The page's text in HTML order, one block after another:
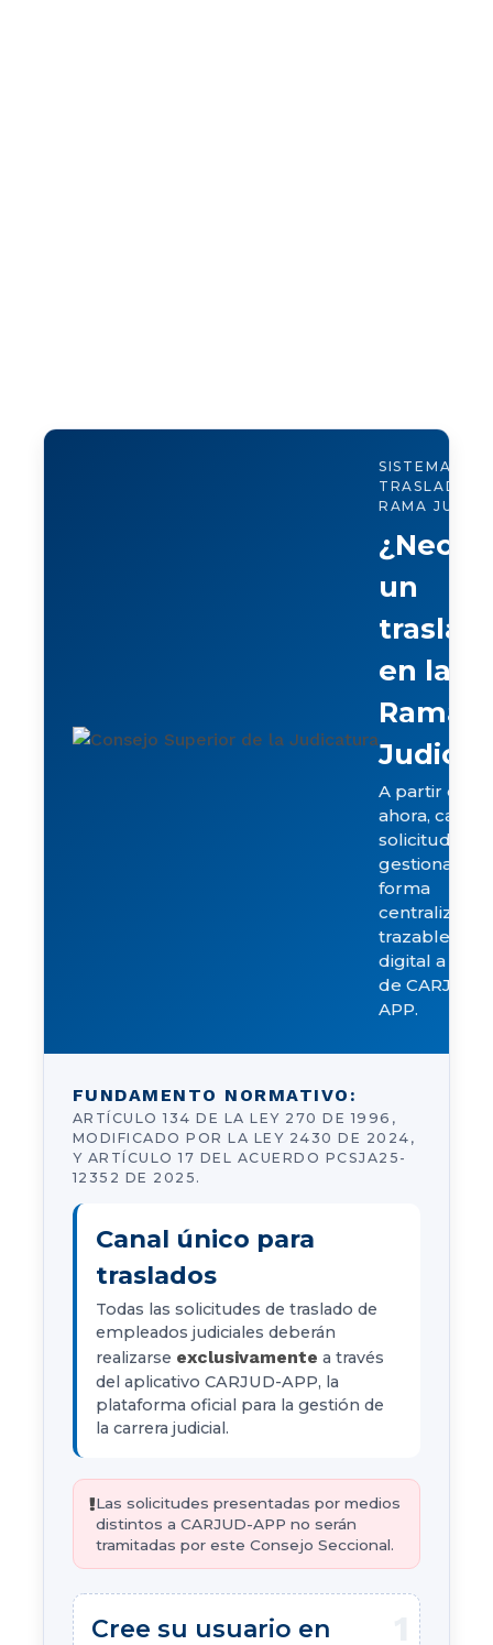
SISTEMA DE
TRASLADOS ·
RAMA
un
en la
Rama
A partir de
ahora, cada
solicitud se
gestiona de
forma
centralizada,
trazable y
digital a
de CARJUD-
APP.
FUNDAMENTO NORMATIVO:
ARTÍCULO 134 DE LA LEY 270 DE 1996,
MODIFICADO POR LA LEY 2430 DE 2024,
Y ARTÍCULO 17 DEL ACUERDO PCSJA25-
12352 DE 2025.
Canal único para
traslados
Todas las solicitudes de traslado de
empleados judiciales deberán
realizarse exclusivamente a través
del aplicativo CARJUD-APP, la
plataforma oficial para la gestión de
la carrera judicial.
!Las solicitudes presentadas por medios
distintos a CARJUD-APP no serán
tramitadas por este Consejo Seccional.
Cree su usuario en